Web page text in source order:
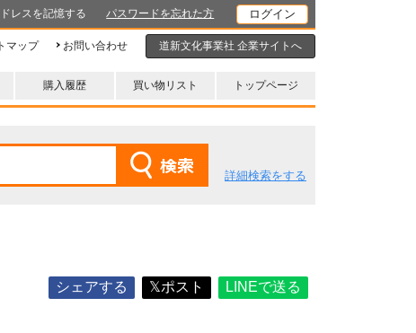
レスを記憶する パスワードを忘れた方
マップ お問い合わせ 道新文化事業社 企業サイトへ
購入履歴 買い物リスト トップページ
詳細検索をする
シェアする 𝕏ポスト LINEで送る